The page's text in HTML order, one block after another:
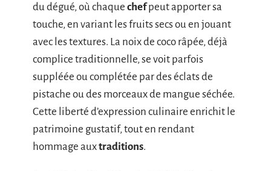
du dégué, où chaque chefpeut apporter sa
touche, en variant les fruits secs ou en jouant
avec les textures. La noix de coco râpée, déjà
complice traditionnelle, se voit parfois
suppléée ou complétée par des éclats de
pistache ou des morceaux de mangue séchée.
Cette liberté d’expression culinaire enrichit le
patrimoine gustatif, tout en rendant
hommage auxtraditions.